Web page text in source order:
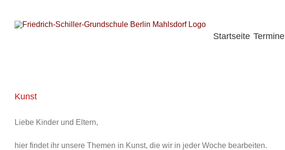
Inhalt
Startseite
Kunst
Liebe Kinder und Eltern,
hier findet ihr unsere Themen in Kunst, die wir in jeder Woche bearbeiten.